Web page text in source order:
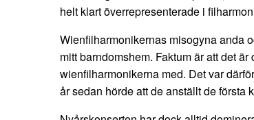
helt klart överrepresenterade i
Wienfilharmonikernas misogyna anda
mitt barndomshem. Faktum är att det
wienfilharmonikerna med. Det var
år sedan hörde att de anställt de första